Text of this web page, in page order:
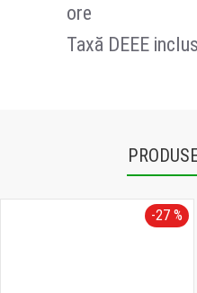
ore
Taxă DEEE
-27 %